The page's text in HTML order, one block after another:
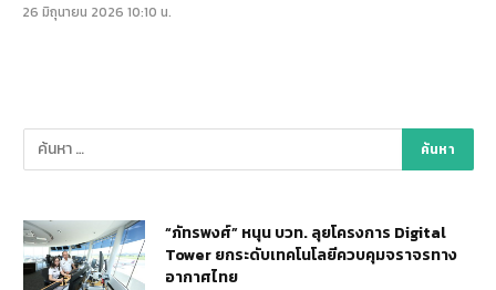
26 มิถุนายน 2026 10:10 น.
“ภัทรพงศ์” หนุน บวท. ลุยโครงการ Digital
Tower ยกระดับเทคโนโลยีควบคุมจราจรทาง
อากาศไทย